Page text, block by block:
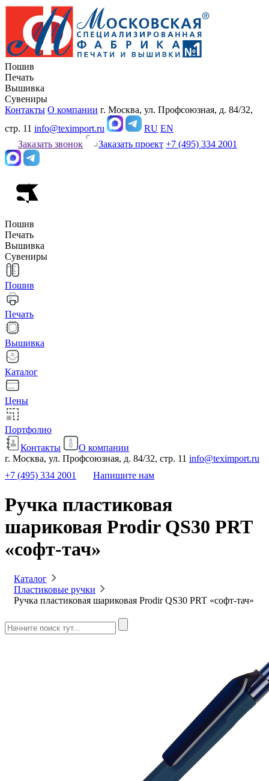
Пошив
Печать
Вышивка
Сувениры
Контакты О компании г. Москва, ул. Профсоюзная, д. 84/32,
стр. 11 info@teximport.ru RU EN
Заказать звонок
Заказать проект +7 (495) 334 2001
Пошив
Печать
Вышивка
Сувениры
Пошив
Печать
Вышивка
Каталог
Цены
Портфолио
Контакты
О компании
г. Москва, ул. Профсоюзная, д. 84/32, стр. 11 info@teximport.ru
+7 (495) 334 2001
Напишите нам
Ручка пластиковая
шариковая Prodir QS30 PRT
«софт-тач»
Каталог
Пластиковые ручки
Ручка пластиковая шариковая Prodir QS30 PRT «софт-тач»